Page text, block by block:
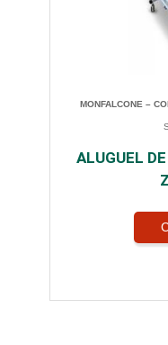
MONFALCONE –
ALUGUEL